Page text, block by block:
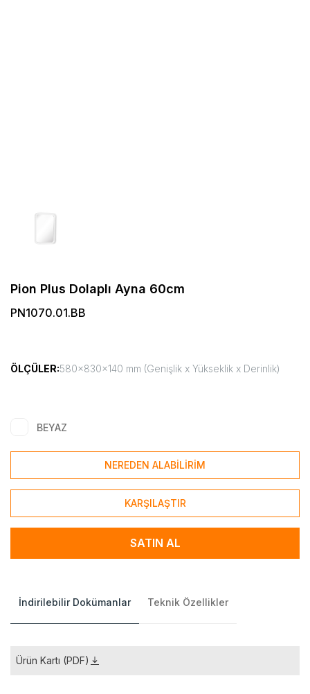
Pion Plus Dolaplı Ayna 60cm
PN1070.01.BB
ÖLÇÜLER:580x830x140 mm (Genişlik x Yükseklik x Derinlik)
BEYAZ
NEREDEN ALABİLİRİM
KARŞILAŞTIR
SATIN AL
İndirilebilir Dokümanlar Teknik Özellikler
Ürün Kartı (PDF)